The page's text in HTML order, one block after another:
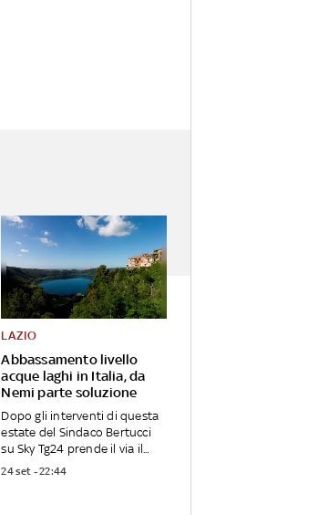
Abbassamento livello
acque laghi in Italia, da
Nemi parte soluzione
LAZIO
Dopo gli interventi di questa
estate del Sindaco Bertucci
su Sky Tg24 prende il via il...
24 set - 22:44